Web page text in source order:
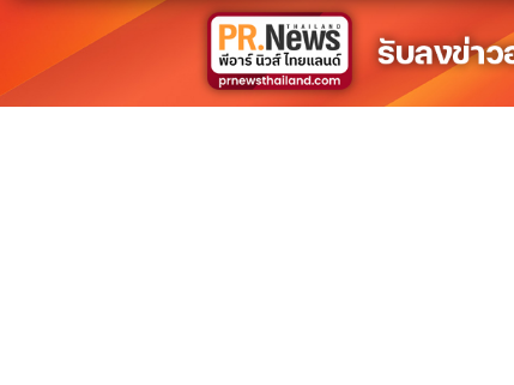
นักแสดง, นักร้อง, โมเดล
อินฟลูเอนเซอร์